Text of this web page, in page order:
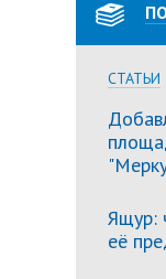
СТАТЬИ
Ящур:
её